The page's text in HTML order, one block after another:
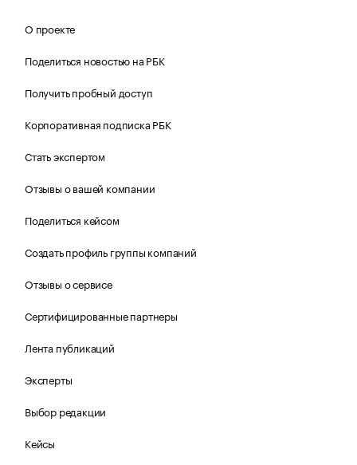
О проекте
Поделиться новостью на РБК
Получить пробный доступ
Корпоративная подписка РБК
Стать экспертом
Отзывы о вашей компании
Поделиться кейсом
Создать профиль группы компаний
Отзывы о сервисе
Сертифицированные партнеры
Лента публикаций
Эксперты
Выбор редакции
Кейсы